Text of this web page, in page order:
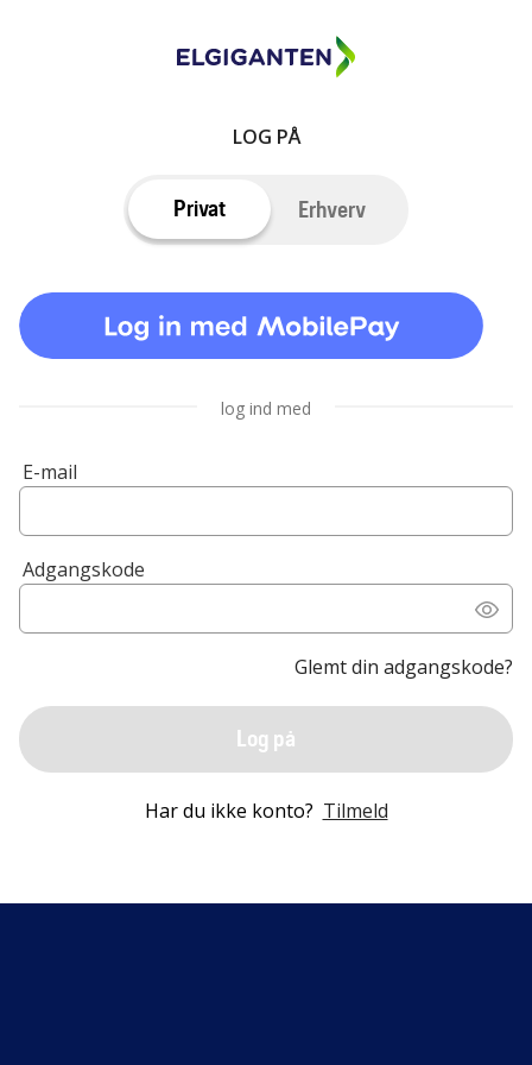
LOG PÅ
Privat Erhverv
log ind med
E-mail
Adgangskode
Glemt din adgangskode?
Log på
Har du ikke konto? Tilmeld